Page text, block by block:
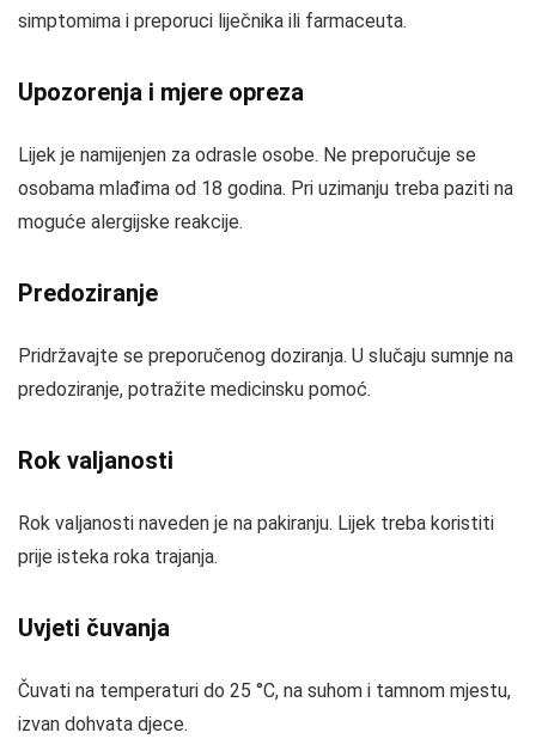
simptomima i preporuci liječnika ili farmaceuta.
Upozorenja i mjere opreza
Lijek je namijenjen za odrasle osobe. Ne preporučuje se
osobama mlađima od 18 godina. Pri uzimanju treba paziti na
moguće alergijske reakcije.
Predoziranje
Pridržavajte se preporučenog doziranja. U slučaju sumnje na
predoziranje, potražite medicinsku pomoć.
Rok valjanosti
Rok valjanosti naveden je na pakiranju. Lijek treba koristiti
prije isteka roka trajanja.
Uvjeti čuvanja
Čuvati na temperaturi do 25 °C, na suhom i tamnom mjestu,
izvan dohvata djece.